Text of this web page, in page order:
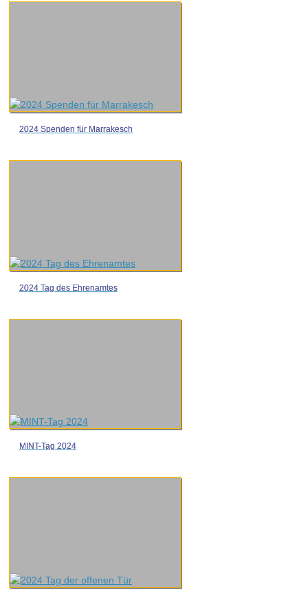
2024 Spenden für Marrakesch
2024 Tag des Ehrenamtes
MINT-Tag 2024